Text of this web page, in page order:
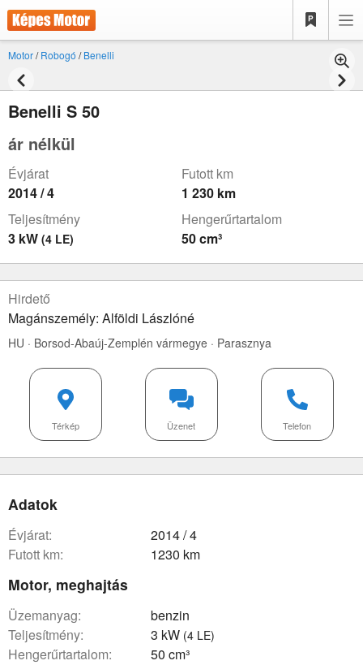
Motor/Robogó /Benelli
Benelli S 50
ár nélkül
Évjárat
2014 / 4
Futott km
1 230 km
Teljesítmény
3 kW (4 LE)
Hengerűrtartalom
50 cm³
Hirdető
Magánszemély: Alföldi Lászlóné
HU · Borsod-Abaúj-Zemplén vármegye · Parasznya
Telefon
Üzenet
Térkép
Adatok
évjárat:
2014 / 4
futott km:
1230 km
Motor, meghajtás
üzemanyag:
benzin
teljesítmény:
3 kW (4 LE)
hengerűrtartalom: 50 cm³